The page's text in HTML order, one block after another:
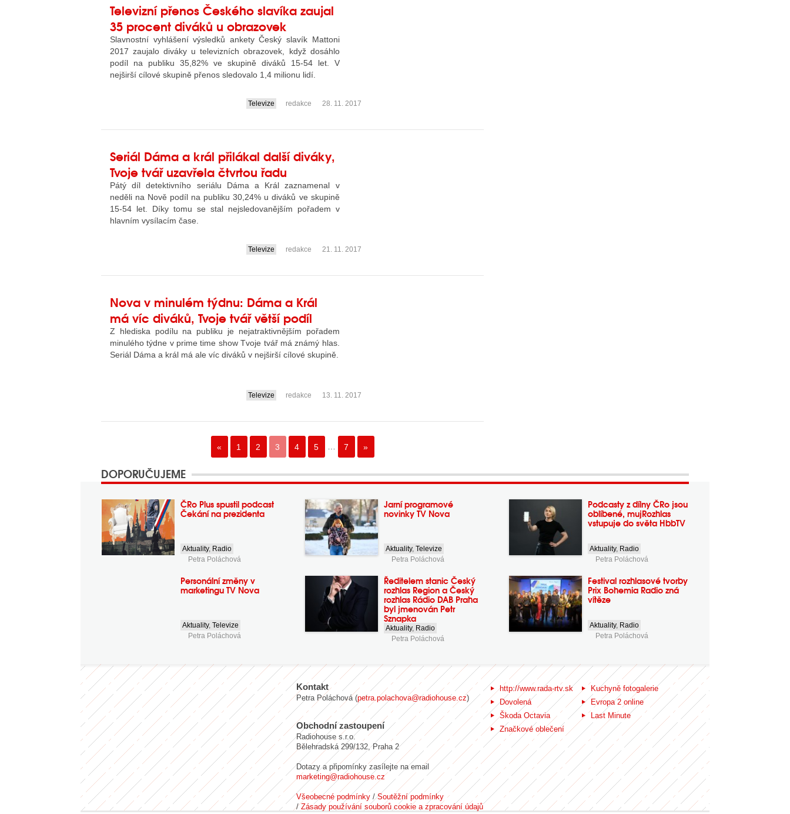
Televizní přenos Českého slavíka zaujal
35 procent diváků u obrazovek
Slavnostní vyhlášení výsledků ankety Český slavík Mattoni
2017 zaujalo diváky u televizních obrazovek, když dosáhlo
podíl na publiku 35,82% ve skupině diváků 15-54 let. V
nejširší cílové skupině přenos sledovalo 1,4 milionu lidí.
Televize redakce 28. 11. 2017
Seriál Dáma a král přilákal další diváky,
Tvoje tvář uzavřela čtvrtou řadu
Pátý díl detektivního seriálu Dáma a Král zaznamenal v
neděli na Nově podíl na publiku 30,24% u diváků ve skupině
15-54 let. Díky tomu se stal nejsledovanějším pořadem v
hlavním vysílacím čase.
Televize redakce 21. 11. 2017
Nova v minulém týdnu: Dáma a Král
má víc diváků, Tvoje tvář větší podíl
Z hlediska podílu na publiku je nejatraktivnějším pořadem
minulého týdne v prime time show Tvoje tvář má známý hlas.
Seriál Dáma a král má ale víc diváků v nejširší cílové skupině.
Televize redakce 13. 11. 2017
« 1 2 3 4 5 7 »
DOPORUČUJEME
ČRo Plus spustil podcast
Čekání na prezidenta
Aktuality, Radio
Petra Poláchová
Jarní programové
novinky TV Nova
Aktuality,Televize
Petra Poláchová
Podcasty z dílny ČRo jsou
oblíbené, mujRozhlas
vstupuje do světa HbbTV
Aktuality, Radio
Petra Poláchová
Personální změny v
marketingu TV Nova
Aktuality,Televize
Petra Poláchová
Ředitelem stanic Český
rozhlas Region a Český
rozhlas Rádio DAB Praha
byl jmenován Petr
Sznapka
Aktuality, Radio
Petra Poláchová
Festival rozhlasové tvorby
Prix Bohemia Radio zná
vítěze
Aktuality, Radio
Petra Poláchová
Kontakt
Petra Poláchová (petra.polachova@radiohouse.cz)
Obchodní zastoupení
Radiohouse s.r.o.
Bělehradská 299/132, Praha 2
Dotazy a připomínky zasílejte na email
marketing@radiohouse.cz
Všeobecné podmínky/Soutěžní podmínky
/Zásady používání souborů cookie a zpracování údajů
http://www.rada-rtv.sk
Kuchyně fotogalerie
Dovolená
Evropa 2 online
Škoda Octavia
Last Minute
Značkové oblečení